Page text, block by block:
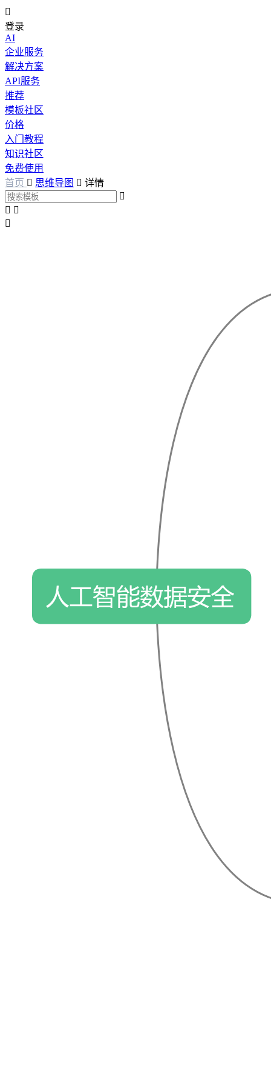

登录
AI
企业服务
解决方案
API服务
推荐
模板社区
价格
入门教程
知识社区
免费使用
首页  思维导图  详情

 
